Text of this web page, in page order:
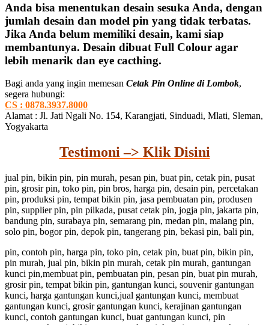
Anda bisa menentukan desain sesuka Anda, dengan
jumlah desain dan model pin yang tidak terbatas.
Jika Anda belum memiliki desain, kami siap
membantunya. Desain dibuat Full Colour agar
lebih menarik dan eye cacthing.
Bagi anda yang ingin memesan Cetak Pin Online di Lombok,
segera hubungi:
CS : 0878.3937.8000
Alamat : Jl. Jati Ngali No. 154, Karangjati, Sinduadi, Mlati, Sleman,
Yogyakarta
Testimoni –> Klik Disini
jual pin, bikin pin, pin murah, pesan pin, buat pin, cetak pin, pusat
pin, grosir pin, toko pin, pin bros, harga pin, desain pin, percetakan
pin, produksi pin, tempat bikin pin, jasa pembuatan pin, produsen
pin, supplier pin, pin pilkada, pusat cetak pin, jogja pin, jakarta pin,
bandung pin, surabaya pin, semarang pin, medan pin, malang pin,
solo pin, bogor pin, depok pin, tangerang pin, bekasi pin, bali pin,
pin, contoh pin, harga pin, toko pin, cetak pin, buat pin, bikin pin,
pin murah, jual pin, bikin pin murah, cetak pin murah, gantungan
kunci pin,membuat pin, pembuatan pin, pesan pin, buat pin murah,
grosir pin, tempat bikin pin, gantungan kunci, souvenir gantungan
kunci, harga gantungan kunci,jual gantungan kunci, membuat
gantungan kunci, grosir gantungan kunci, kerajinan gantungan
kunci, contoh gantungan kunci, buat gantungan kunci, pin